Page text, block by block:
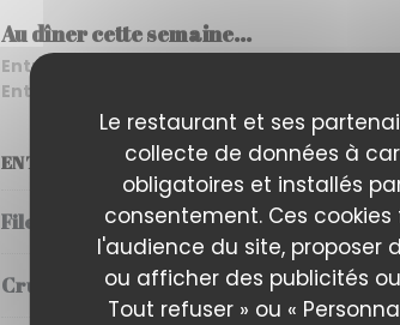
Le restaurant et ses
collecte de données à
obligatoires et installés
consentement. Ces
l'audience du site, proposer
ou afficher des publicités
Tout refuser » ou «
Au dîner cette semaine...
Entrée + plat ou plat + dessert : 31 euros
Entrée + plat + dessert : 37 euros
ENTRÉES
Filet de canette, haricots verts, rhubarbe
Crudo de poisson, eau de tomate,